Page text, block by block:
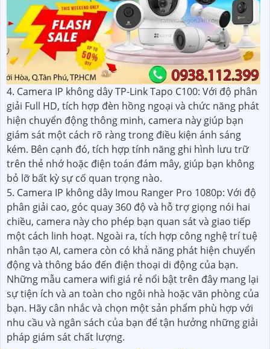
4. Camera IP không dây TP-Link Tapo C100: Với độ phân
giải Full HD, tích hợp đèn hồng ngoại và chức năng phát
hiện chuyển động thông minh, camera này giúp bạn
giám sát một cách rõ ràng trong điều kiện ánh sáng
kém. Bên cạnh đó, tích hợp tính năng ghi hình lưu trữ
trên thẻ nhớ hoặc điện toán đám mây, giúp bạn không
bỏ lỡ bất kỳ sự cố quan trọng nào.
5. Camera IP không dây Imou Ranger Pro 1080p: Với độ
phân giải cao, góc quay 360 độ và hỗ trợ giọng nói hai
chiều, camera này cho phép bạn quan sát và giao tiếp
một cách linh hoạt. Ngoài ra, tích hợp công nghệ trí tuệ
nhân tạo AI, camera còn có khả năng phát hiện chuyển
động và thông báo đến điện thoại di động của bạn.
Những mẫu camera wifi giá rẻ nổi bật trên đây mang lại
sự tiện ích và an toàn cho ngôi nhà hoặc văn phòng của
bạn. Hãy cân nhắc và chọn một sản phẩm phù hợp với
nhu cầu và ngân sách của bạn để tận hưởng những giải
pháp giám sát chất lượng.